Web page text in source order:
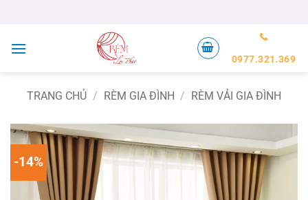
nội
0977.321.369
TRANG CHỦ / RÈM GIA ĐÌNH / RÈM VẢI GIA ĐÌNH
-14%